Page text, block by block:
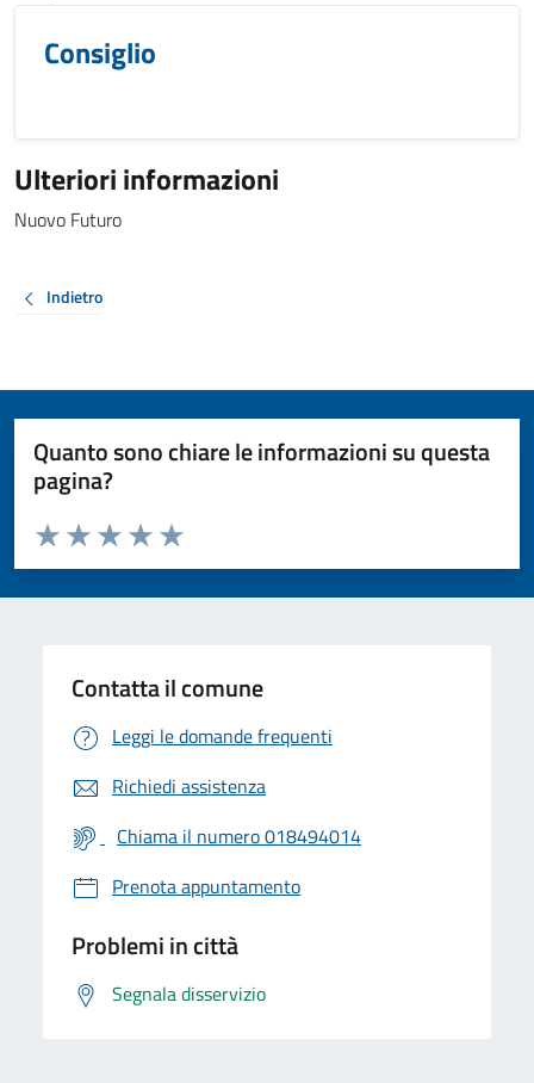
Consiglio
Ulteriori informazioni
Nuovo Futuro
Indietro
Quanto sono chiare le informazioni su questa
pagina?
Valuta da 1 a 5 stelle la pagina
Valuta 5 stelle su 5
Valuta 4 stelle su 5
Valuta 3 stelle su 5
Valuta 2 stelle su 5
Valuta 1 stelle su 5
Contatta il comune
Leggi le domande frequenti
Richiedi assistenza
Chiama il numero 018494014
Prenota appuntamento
Problemi in città
Segnala disservizio